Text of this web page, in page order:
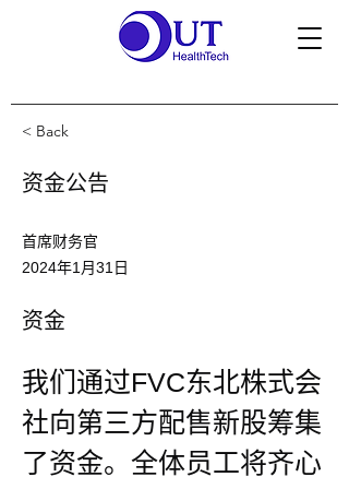
< Back
资金公告
首席财务官
2024年1月31日
资金
我们通过FVC东北株式会
社向第三方配售新股筹集
了资金。全体员工将齐心